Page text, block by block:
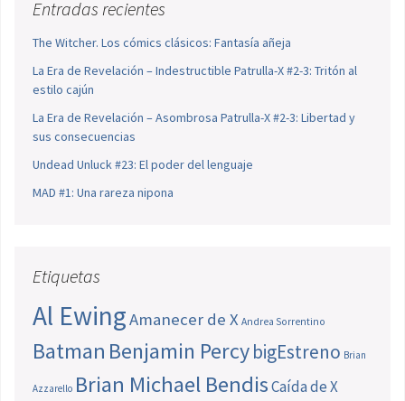
Entradas recientes
The Witcher. Los cómics clásicos: Fantasía añeja
La Era de Revelación – Indestructible Patrulla-X #2-3: Tritón al
estilo cajún
La Era de Revelación – Asombrosa Patrulla-X #2-3: Libertad y
sus consecuencias
Undead Unluck #23: El poder del lenguaje
MAD #1: Una rareza nipona
Etiquetas
Al EwingAmanecer de X Andrea Sorrentino
Batman Benjamin PercybigEstreno Brian
Azzarello Brian Michael BendisCaída de X